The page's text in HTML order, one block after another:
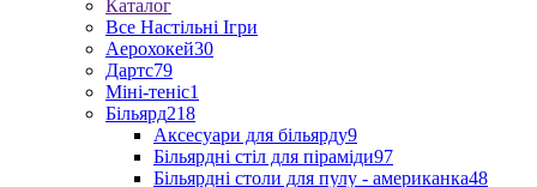
Каталог
Все Настільні Ігри
Аерохокей30
Дартс79
Міні-теніс1
Більярд218
Аксесуари для більярду9
Більярдні стіл для піраміди97
Більярдні столи для пулу - американка48